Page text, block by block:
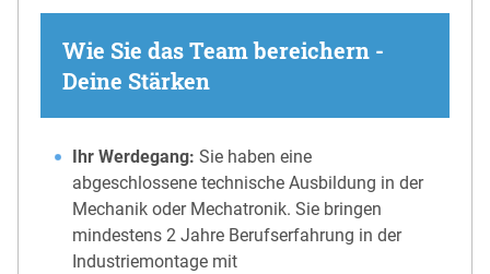
Wie Sie das Team bereichern -
Deine Stärken
Ihr Werdegang: Sie haben eine
abgeschlossene technische Ausbildung in der
Mechanik oder Mechatronik. Sie bringen
mindestens 2 Jahre Berufserfahrung in der
Industriemontage mit